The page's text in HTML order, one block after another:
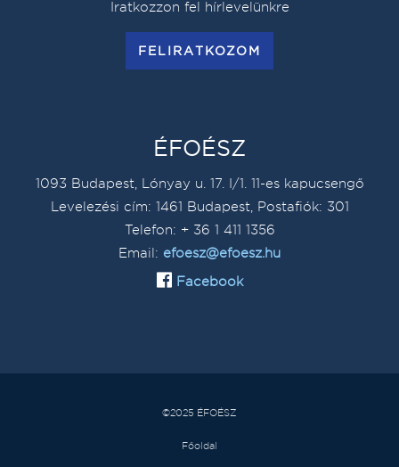
Iratkozzon fel hírlevelünkre
FELIRATKOZOM
ÉFOÉSZ
1093 Budapest, Lónyay u. 17. I/1. 11-es kapucsengő
Levelezési cím: 1461 Budapest, Postafiók: 301
Telefon: + 36 1 411 1356
Email: efoesz@efoesz.hu
Facebook
©2025 ÉFOÉSZ
Főoldal